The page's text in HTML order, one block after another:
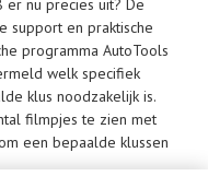
nu precies uit? De
support en praktische
programma AutoTools
welk specifiek
klus noodzakelijk is.
filmpjes te zien met
een bepaalde klussen